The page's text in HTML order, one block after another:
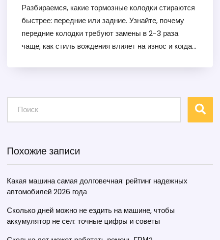
Разбираемся, какие тормозные колодки стираются
быстрее: передние или задние. Узнайте, почему
передние колодки требуют замены в 2-3 раза
чаще, как стиль вождения влияет на износ и когда
Похожие записи
Какая машина самая долговечная: рейтинг надежных
автомобилей 2026 года
Сколько дней можно не ездить на машине, чтобы
аккумулятор не сел: точные цифры и советы